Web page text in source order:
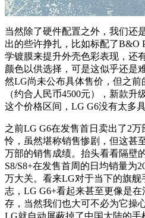
当然除了硬件配置之外，我们还
出的些许挣扎，比如标配了B&O
学镀膜来提升外壳色彩表现，还
颜色以供选择，可是这似乎还是
然LG尚未公布具体售价，但之前
（约合人民币4500元），新款
这个价格区间，LG G6没有太多
之前LG G6在发售首日卖出了2
怜，虽然堪称销售惨剧，但这甚
万部的销售成绩。抬头看看隔壁
S8/S8+在发售首周的日均销量为
万大关。看来LG对于当下的旗
志，LG G6+看起来甚至更像是
存，当然我们也大可不必为它操